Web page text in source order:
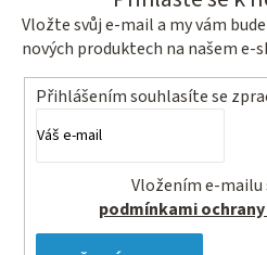
Vložte svůj e-mail a my vám
nových produktech na našem e-
Přihlášením souhlasíte se
podmínkami